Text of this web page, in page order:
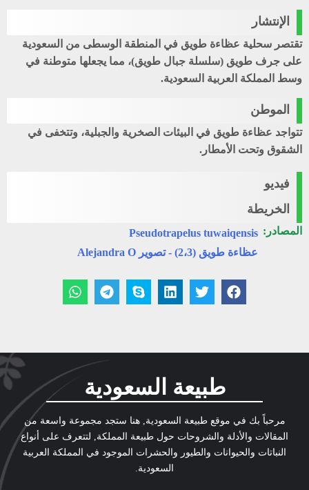
الإنتشار
تقتصر سحلية عظاءة طويق في المنطقة الوسطى من السعودية
على جرف طويق (سلسلة جبال طويق)، مما يجعلها متوطنة في
وسط المملكة العربية السعودية.
الموطن
تتواجد عظاءة طويق في البيئات الصخرية والجبلية، وتتخفى في
الشقوق وتحت الأمطار.
فيديو
الخريطة
المصادر: Pseudotrapelus tuwaiqensis
عظاءة طويق (2،3) - تصوير Alejandra O
طبيعة السعودية
مرحباً بك في موقع طبيعة السعودية, هنا ستجد مجموعة واسعة من
المقالات والأدلة والشروحات حول طبيعة المملكة, لتتعرف على أنواع
النباتات والحيوانات والطيور والحشرات الموجود في المملكة العربية
السعودية.